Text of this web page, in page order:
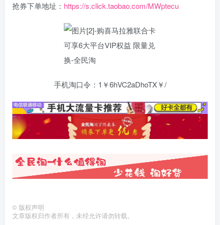
抢券下单地址： https://s.click.taobao.com/MWptecu
手机淘口令：1￥6hVC2aDhoTX￥/
© 版权声明
文章版权归作者所有，未经允许请勿转载。